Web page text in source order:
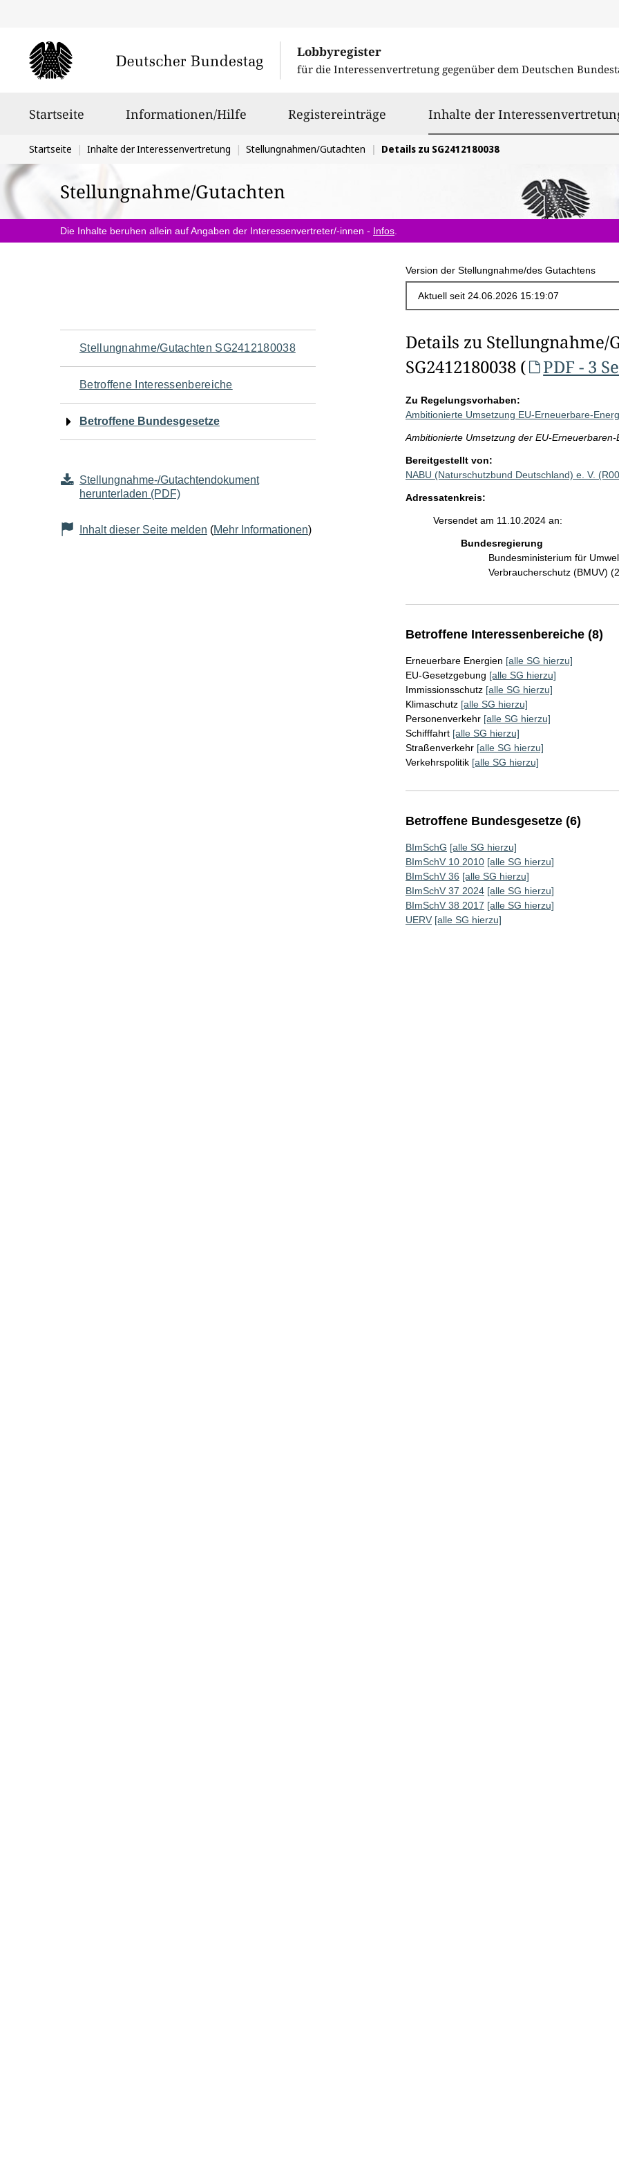
Lobbyregister
für die Interessenvertretung gegenüber dem Deutschen
Startseite Informationen/Hilfe Registereinträge Inhalte der
Sie
befinden
sich
hier:
Startseite Inhalte der Interessenvertretung Stellungnahmen/Gutachten Details zu SG2412180038
Stellungnahme/Gutachten
Die Inhalte beruhen allein auf Angaben der Interessenvertreter/-innen - Infos
Version der Stellungnahme/des Gutachtens
Navigation
für
den
Seiteninhalt
Stellungnahme/Gutachten SG2412180038
Betroffene Interessenbereiche
Betroffene Bundesgesetze
Stellungnahme-/Gutachtendokument
herunterladen (PDF)
Inhalt dieser Seite melden (Mehr Informationen)
Details zu Stellungnahme/
SG2412180038 (
PDF - 3
Zu Regelungsvorhaben:
Ambitionierte Umsetzung EU-Erneuerbare-
Ambitionierte Umsetzung der EU-
Bereitgestellt von:
NABU (Naturschutzbund Deutschland) e. V.
Adressatenkreis:
Versendet am 11.10.2024 an:
Bundesregierung
Bundesministerium für
Verbraucherschutz (BMUV)
Betroffene Interessenbereiche (8)
Erneuerbare Energien [alle SG hierzu]
EU-Gesetzgebung [alle SG hierzu]
Immissionsschutz [alle SG hierzu]
Klimaschutz [alle SG hierzu]
Personenverkehr [alle SG hierzu]
Schifffahrt [alle SG hierzu]
Straßenverkehr [alle SG hierzu]
Verkehrspolitik [alle SG hierzu]
Betroffene Bundesgesetze (6)
BImSchG [alle SG hierzu]
BImSchV 10 2010 [alle SG hierzu]
BImSchV 36 [alle SG hierzu]
BImSchV 37 2024 [alle SG hierzu]
BImSchV 38 2017 [alle SG hierzu]
UERV [alle SG hierzu]